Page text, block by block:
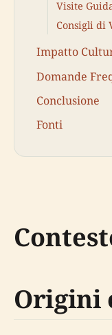
Visite
Consigli di
Impatto
Domande
Conclusione
Fonti
Origini